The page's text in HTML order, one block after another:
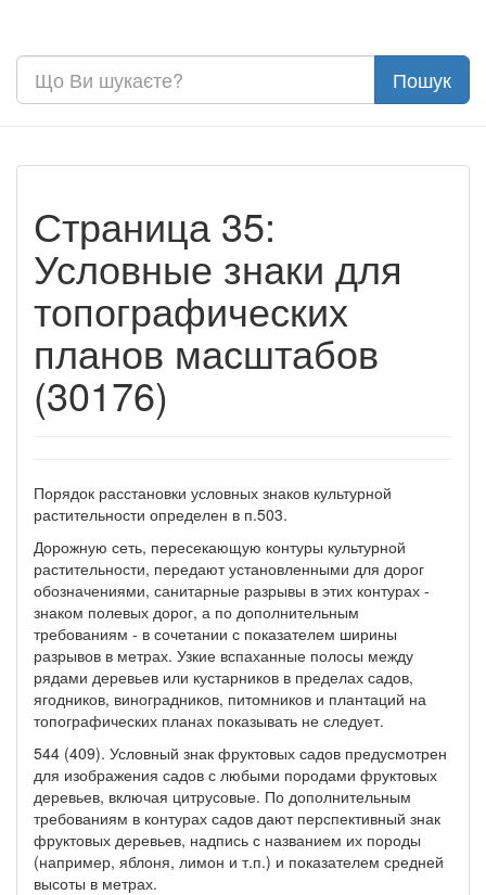
Страница 35:
Условные знаки для
топографических
планов масштабов
(30176)
Порядок расстановки условных знаков культурной
растительности определен в п.503.
Дорожную сеть, пересекающую контуры культурной
растительности, передают установленными для дорог
обозначениями, санитарные разрывы в этих контурах -
знаком полевых дорог, а по дополнительным
требованиям - в сочетании с показателем ширины
разрывов в метрах. Узкие вспаханные полосы между
рядами деревьев или кустарников в пределах садов,
ягодников, виноградников, питомников и плантаций на
топографических планах показывать не следует.
544 (409). Условный знак фруктовых садов предусмотрен
для изображения садов с любыми породами фруктовых
деревьев, включая цитрусовые. По дополнительным
требованиям в контурах садов дают перспективный знак
фруктовых деревьев, надпись с названием их породы
(например, яблоня, лимон и т.п.) и показателем средней
высоты в метрах.